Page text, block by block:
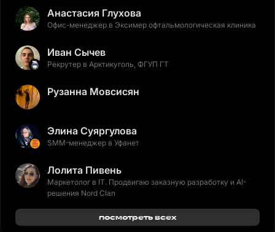
Анастасия Глухова
Офис-менеджер в Эксимер офтальмологическая клиника
Иван Сычев
Рекрутер в Арктикуголь, ФГУП ГТ
Рузанна Мовсисян
Элина Суяргулова
SMM-менеджер в Уфанет
Лолита Пивень
Маркетолог в IT. Продвигаю заказную разработку и AI-
решения Nord Clan
посмотреть всех